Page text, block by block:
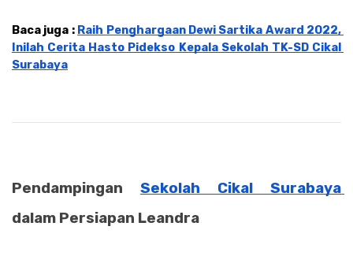
Baca juga : Raih Penghargaan Dewi Sartika Award 2022,
Inilah Cerita Hasto Pidekso Kepala Sekolah TK-SD Cikal
Surabaya
Pendampingan
dalam Persiapan Leandra